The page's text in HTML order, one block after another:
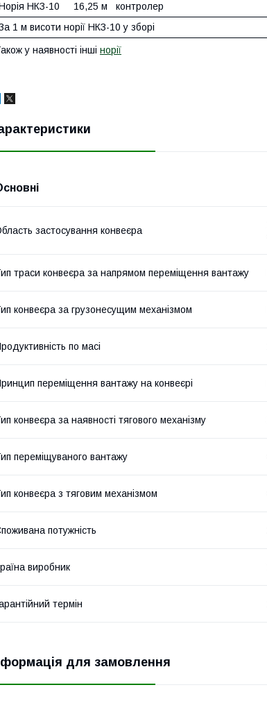
НКЗ-10 16,25 м контролер
1 м висоти норії НКЗ-10 у зборі
у наявності інші норії
застосування конвеєра
траси конвеєра за напрямом переміщення вантажу
конвеєра за грузонесущим механізмом
по масі
переміщення вантажу на конвеєрі
конвеєра за наявності тягового механізму
переміщуваного вантажу
конвеєра з тяговим механізмом
потужність
виробник
термін
для замовлення